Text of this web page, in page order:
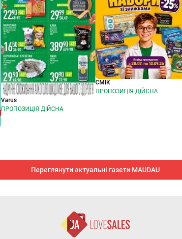
Varus
ПРОПОЗИЦІЯ ДІЙСНА
СМІК
ПРОПОЗИЦІЯ ДІЙСНА
Переглянути актуальні газети MAUDAU